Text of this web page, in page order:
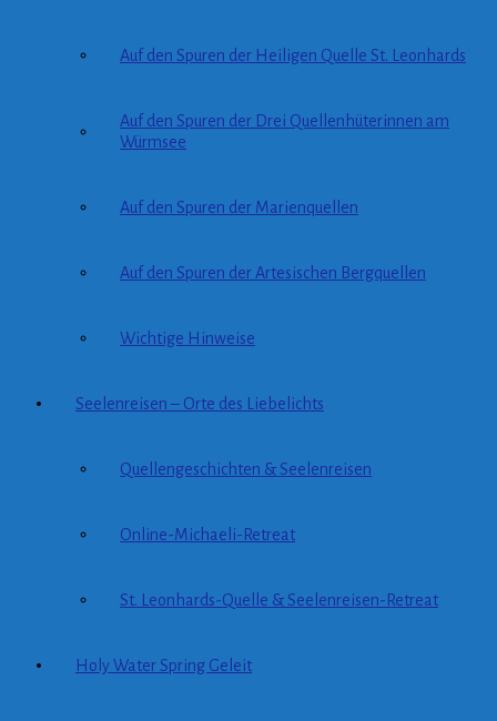
Auf den Spuren der Heiligen Quelle St. Leonhards
Auf den Spuren der Drei Quellenhüterinnen am
Würmsee
Auf den Spuren der Marienquellen
Auf den Spuren der Artesischen Bergquellen
Wichtige Hinweise
Seelenreisen – Orte des Liebelichts
Quellengeschichten & Seelenreisen
Online-Michaeli-Retreat
St. Leonhards-Quelle & Seelenreisen-Retreat
Holy Water Spring Geleit